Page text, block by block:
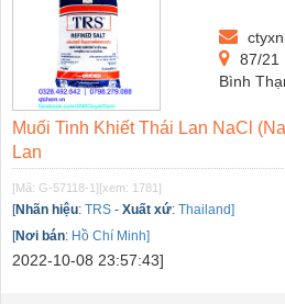
87/21
Bình
Muối Tinh Khiết Thái Lan NaCl
Lan
[Mã: G-57118-1][xem: 1781]
[Nhãn hiệu: TRS - Xuất xứ: Thailand]
[Nơi bán: Hồ Chí Minh]
2022-10-08 23:57:43]